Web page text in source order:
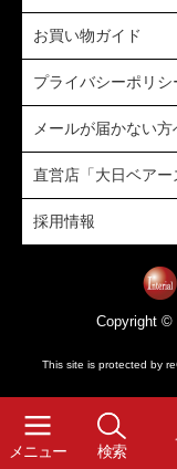
メニュー 検索
お買い物ガイド
プライバシーポリ
メールが届かない方
直営店「大日ベアー
採用情報
Copyright ©
This site is protected by